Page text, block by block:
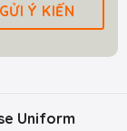
GỬI Ý KIẾN
Uniform